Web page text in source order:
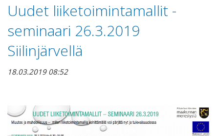
Uudet liiketoimintamallit -
seminaari 26.3.2019
Siilinjärvellä
18.03.2019 08:52